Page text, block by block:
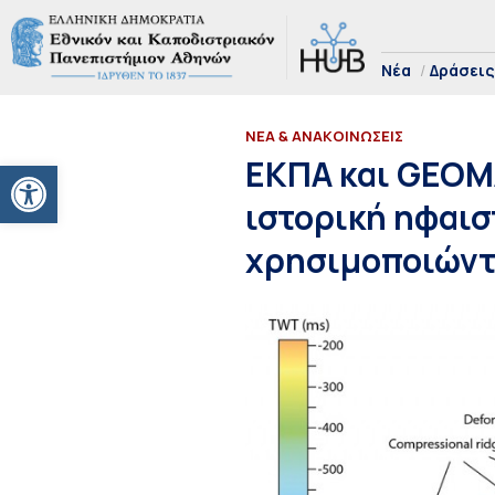
Ανοίξτε τη γραμμή εργαλείων
Νέα Δράσεις
ΝΕΑ & ΑΝΑΚΟΙΝΩΣΕΙΣ
ΕΚΠΑ και
ιστορική